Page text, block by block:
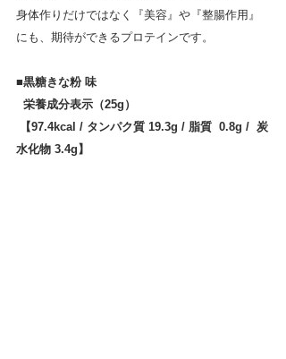
身体作りだけではなく『美容』や『整腸作用』
にも、期待ができるプロテインです。
■黒糖きな粉 味
  栄養成分表示（25g）
水化物 3.4g】